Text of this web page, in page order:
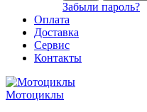
Забыли пароль?
Оплата
Доставка
Сервис
Контакты
Мотоциклы